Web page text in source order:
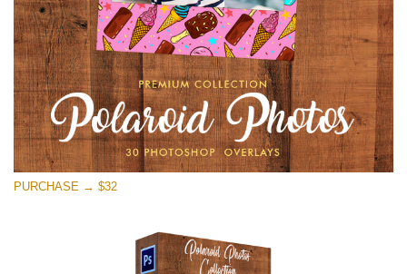
PURCHASE → $32